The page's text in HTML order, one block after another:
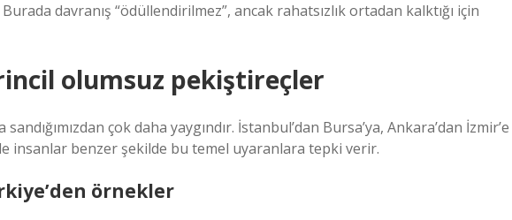
davranış “ödüllendirilmez”, ancak rahatsızlık ortadan kalktığı için
olumsuz pekiştireçler
çok daha yaygındır. İstanbul’dan Bursa’ya, Ankara’dan İzmir’e
insanlar benzer şekilde bu temel uyaranlara tepki verir.
örnekler